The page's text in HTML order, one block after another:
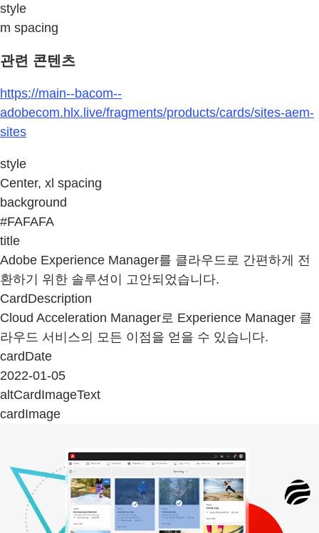
style
m spacing
관련 콘텐츠
https://main--bacom--
adobecom.hlx.live/fragments/products/cards/sites-aem-
sites
style
Center, xl spacing
background
#FAFAFA
title
Adobe Experience Manager를 클라우드로 간편하게 전
환하기 위한 솔루션이 고안되었습니다.
CardDescription
Cloud Acceleration Manager로 Experience Manager 클
라우드 서비스의 모든 이점을 얻을 수 있습니다.
cardDate
2022-01-05
altCardImageText
cardImage